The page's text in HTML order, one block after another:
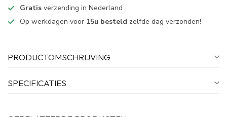
Gratis verzending in Nederland
Op werkdagen voor 15u besteld zelfde dag verzonden!
PRODUCTOMSCHRIJVING
SPECIFICATIES